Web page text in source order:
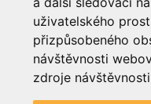
uživatelského
přizpůsobeného
návštěvnosti
zdroje
1